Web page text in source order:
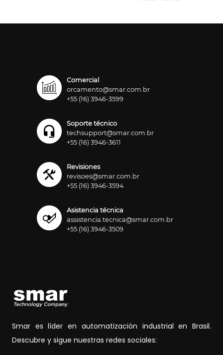
Comercial
orcamento@smar.com.br
+55 (16) 3946-3599
Soporte técnico
techsupport@smar.com.br
+55 (16) 3946-3611
Revisiones
revisoes@smar.com.br
+55 (16) 3946-3594
Asistencia técnica
assistencia.tecnica@smar.com.br
+55 (16) 3946-3509
Smar es líder en automatización industrial en Brasil.
Descubre y sigue nuestras redes sociales: